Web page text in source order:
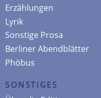
Erzählungen
Lyrik
Sonstige Prosa
Berliner Abendblätter
Phöbus
SONSTIGES